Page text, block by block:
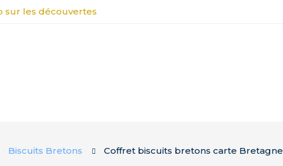
sur les découvertes
Biscuits Bretons Coffret biscuits bretons carte Bretagne